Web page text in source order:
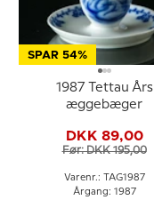
SPAR 54%
1987 Tettau Års
æggebæger
DKK 89,00
Før: DKK 195,00
Varenr.: TAG1987
Årgang: 1987